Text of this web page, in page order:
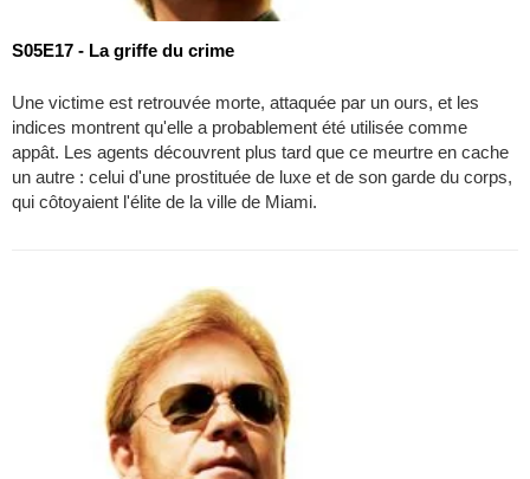
S05E17 - La griffe du crime
Une victime est retrouvée morte, attaquée par un ours, et les
indices montrent qu'elle a probablement été utilisée comme
appât. Les agents découvrent plus tard que ce meurtre en cache
un autre : celui d'une prostituée de luxe et de son garde du corps,
qui côtoyaient l'élite de la ville de Miami.